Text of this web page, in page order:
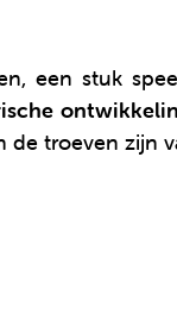
een stuk
de troeven zijn